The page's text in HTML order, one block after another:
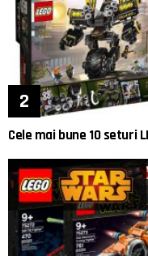
Cele mai bune 10 seturi